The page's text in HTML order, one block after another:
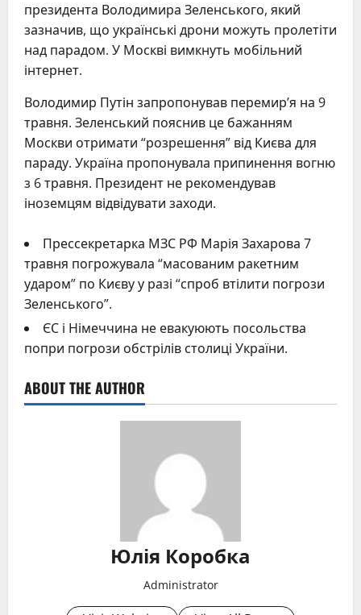
президента Володимира Зеленського, який
зазначив, що українські дрони можуть пролетіти
над парадом. У Москві вимкнуть мобільний
інтернет.
Володимир Путін запропонував перемир’я на 9
травня. Зеленський пояснив це бажанням
Москви отримати “розрешення” від Києва для
параду. Україна пропонувала припинення вогню
з 6 травня. Президент не рекомендував
іноземцям відвідувати заходи.
Прессекретарка МЗС РФ Марія Захарова 7
травня погрожувала “масованим ракетним
ударом” по Києву у разі “спроб втілити погрози
Зеленського”.
ЄС і Німеччина не евакуюють посольства
попри погрози обстрілів столиці України.
ABOUT THE AUTHOR
Юлія Коробка
Administrator